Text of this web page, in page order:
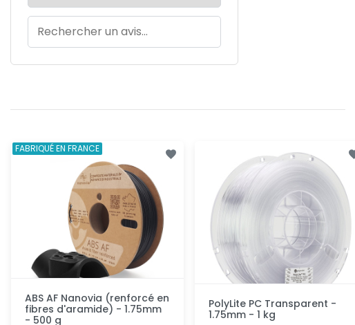
ABS AF Nanovia (renforcé en
fibres d'aramide) - 1.75mm
- 500 g
FABRIQUÉ EN FRANCE
PolyLite PC Transparent -
1.75mm - 1 kg